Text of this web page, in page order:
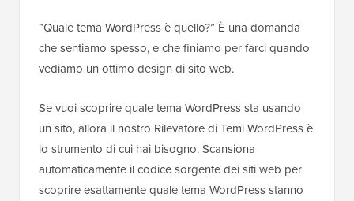
“Quale tema WordPress è quello?” È una domanda
che sentiamo spesso, e che finiamo per farci quando
vediamo un ottimo design di sito web.
Se vuoi scoprire quale tema WordPress sta usando
un sito, allora il nostro Rilevatore di Temi WordPress è
lo strumento di cui hai bisogno. Scansiona
automaticamente il codice sorgente dei siti web per
scoprire esattamente quale tema WordPress stanno